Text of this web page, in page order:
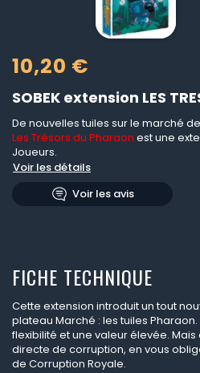
10,20 €
SOBEK extension LES
De nouvelles tuiles sur le marché
Les Trésors du Pharaon est une
Joueurs.
Voir les détails
Voir les avis
FICHE TECHNIQUE
Cette extension introduit un tout
plateau Marché : les tuiles
flexibilité et une valeur élevée.
directe de corruption, en vous
de Corruption Royale.